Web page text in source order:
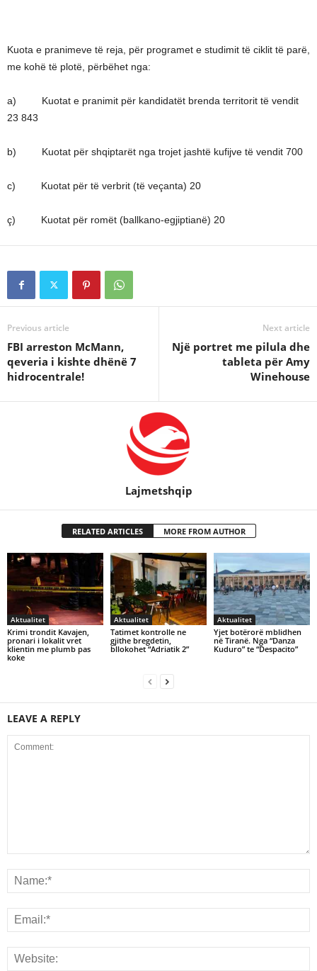
Kuota e pranimeve të reja, për programet e studimit të ciklit të parë,
me kohë të plotë, përbëhet nga:
a) Kuotat e pranimit për kandidatët brenda territorit të vendit
23 843
b) Kuotat për shqiptarët nga trojet jashtë kufijve të vendit 700
c) Kuotat për të verbrit (të veçanta) 20
ç) Kuotat për romët (ballkano-egjiptianë) 20
Previous article
FBI arreston McMann,
qeveria i kishte dhënë 7
hidrocentrale!
Next article
Një portret me pilula dhe
tableta për Amy
Winehouse
Lajmetshqip
RELATED ARTICLES MORE FROM AUTHOR
Aktualitet
Krimi trondit Kavajen,
pronari i lokalit vret
klientin me plumb pas
koke
Aktualitet
Tatimet kontrolle ne
gjithe bregdetin,
bllokohet “Adriatik 2”
Aktualitet
Yjet botërorë mblidhen
në Tiranë. Nga “Danza
Kuduro” te “Despacito”
LEAVE A REPLY